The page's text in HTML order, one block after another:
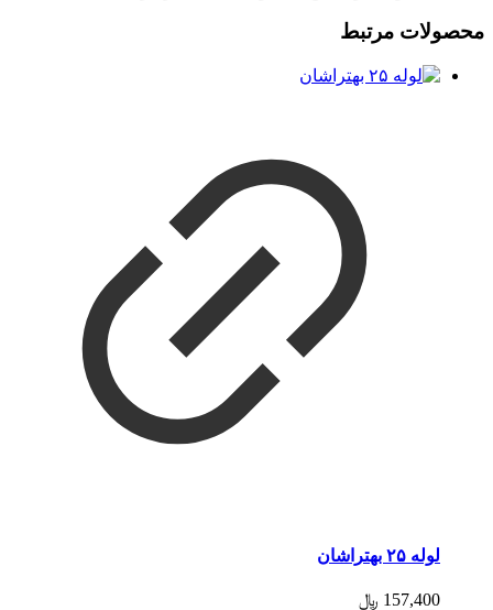
محصولات مرتبط
لوله ۲۵ بهتراشان
157,400 ﷼